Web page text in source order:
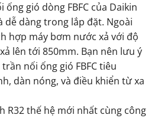
gió dòng FBFC của Daikin
dễ dàng trong lắp đặt. Ngoài
hợp máy bơm nước xả với độ
lên tới 850mm. Bạn nên lưu ý
nối ống gió FBFC tiêu
dàn nóng, và điều khiển từ xa
R32 thế hệ mới nhất cùng công